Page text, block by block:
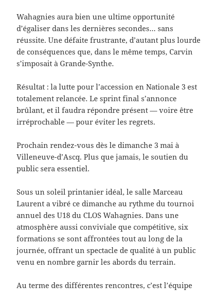
Wahagnies aura bien une ultime opportunité
d’égaliser dans les dernières secondes… sans
réussite. Une défaite frustrante, d’autant plus lourde
de conséquences que, dans le même temps, Carvin
s’imposait à Grande-Synthe.
Résultat : la lutte pour l’accession en Nationale 3 est
totalement relancée. Le sprint final s’annonce
brûlant, et il faudra répondre présent — voire être
irréprochable — pour éviter les regrets.
Prochain rendez-vous dès le dimanche 3 mai à
Villeneuve-d’Ascq. Plus que jamais, le soutien du
public sera essentiel.
Sous un soleil printanier idéal, le salle Marceau
Laurent a vibré ce dimanche au rythme du tournoi
annuel des U18 du CLOS Wahagnies. Dans une
atmosphère aussi conviviale que compétitive, six
formations se sont affrontées tout au long de la
journée, offrant un spectacle de qualité à un public
venu en nombre garnir les abords du terrain.
Au terme des différentes rencontres, c’est l’équipe